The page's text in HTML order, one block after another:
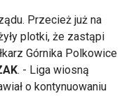
Przecież już na
plotki, że zastąpi
Górnika Polkowice
. - Liga wiosną
o kontynuowaniu